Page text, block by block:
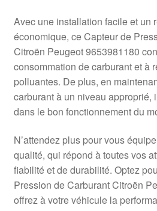
Procédure de Réclamation
Termes et conditions
Avec une installation facile et un
économique, ce Capteur de
Citroën Peugeot 9653981180
consommation de carburant et à
polluantes. De plus, en
carburant à un niveau approprié,
dans le bon fonctionnement du
N’attendez plus pour vous
qualité, qui répond à toutes vos
fiabilité et de durabilité. Optez
Pression de Carburant Citroën
offrez à votre véhicule la